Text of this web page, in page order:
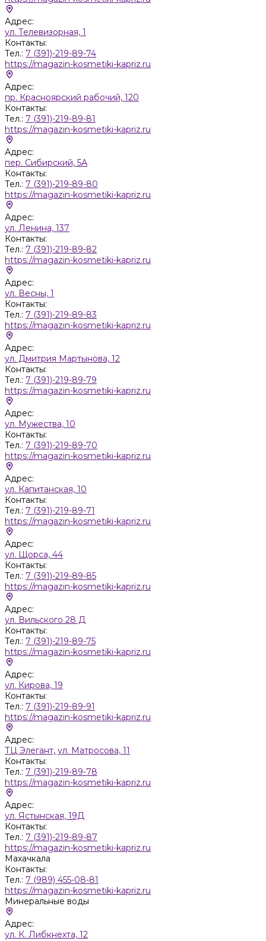
Адрес:
ул. Телевизорная, 1
Контакты:
Тел.: 7 (391)-219-89-74
https://magazin-kosmetiki-kapriz.ru
Адрес:
пр. Красноярский рабочий, 120
Контакты:
Тел.: 7 (391)-219-89-81
https://magazin-kosmetiki-kapriz.ru
Адрес:
пер. Сибирский, 5А
Контакты:
Тел.: 7 (391)-219-89-80
https://magazin-kosmetiki-kapriz.ru
Адрес:
ул. Ленина, 137
Контакты:
Тел.: 7 (391)-219-89-82
https://magazin-kosmetiki-kapriz.ru
Адрес:
ул. Весны, 1
Контакты:
Тел.: 7 (391)-219-89-83
https://magazin-kosmetiki-kapriz.ru
Адрес:
ул. Дмитрия Мартынова, 12
Контакты:
Тел.: 7 (391)-219-89-79
https://magazin-kosmetiki-kapriz.ru
Адрес:
ул. Мужества, 10
Контакты:
Тел.: 7 (391)-219-89-70
https://magazin-kosmetiki-kapriz.ru
Адрес:
ул. Капитанская, 10
Контакты:
Тел.: 7 (391)-219-89-71
https://magazin-kosmetiki-kapriz.ru
Адрес:
ул. Щорса, 44
Контакты:
Тел.: 7 (391)-219-89-85
https://magazin-kosmetiki-kapriz.ru
Адрес:
ул. Вильского 28 Д
Контакты:
Тел.: 7 (391)-219-89-75
https://magazin-kosmetiki-kapriz.ru
Адрес:
ул. Кирова, 19
Контакты:
Тел.: 7 (391)-219-89-91
https://magazin-kosmetiki-kapriz.ru
Адрес:
ТЦ Элегант, ул. Матросова, 11
Контакты:
Тел.: 7 (391)-219-89-78
https://magazin-kosmetiki-kapriz.ru
Адрес:
ул. Ястынская, 19Д
Контакты:
Тел.: 7 (391)-219-89-87
https://magazin-kosmetiki-kapriz.ru
Махачкала
Контакты:
Тел.: 7 (989) 455-08-81
https://magazin-kosmetiki-kapriz.ru
Минеральные воды
Адрес:
ул. К. Либкнехта, 12